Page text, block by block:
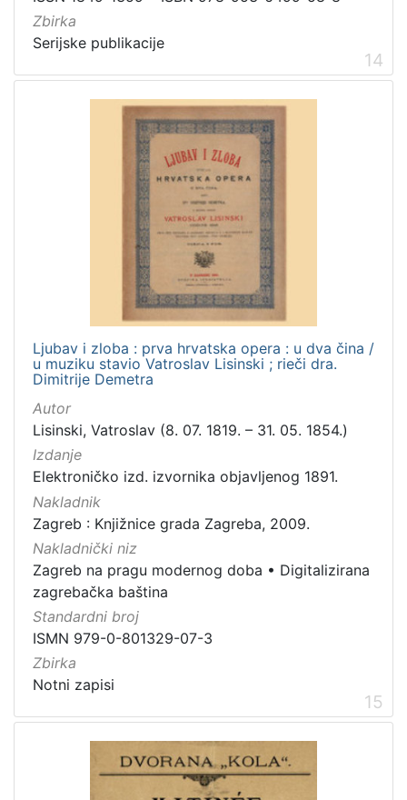
Zbirka
Serijske publikacije
14
Ljubav i zloba : prva hrvatska opera : u dva čina /
u muziku stavio Vatroslav Lisinski ; rieči dra.
Dimitrije Demetra
Autor
Lisinski, Vatroslav (8. 07. 1819. – 31. 05. 1854.)
Izdanje
Elektroničko izd. izvornika objavljenog 1891.
Nakladnik
Zagreb : Knjižnice grada Zagreba, 2009.
Nakladnički niz
Zagreb na pragu modernog doba • Digitalizirana
zagrebačka baština
Standardni broj
ISMN 979-0-801329-07-3
Zbirka
Notni zapisi
15